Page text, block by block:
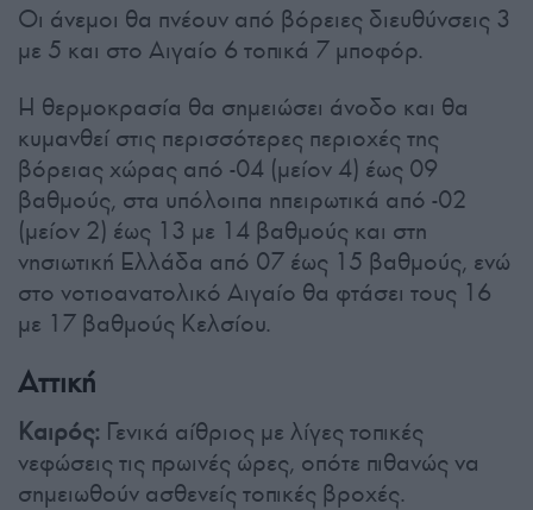
Οι άνεμοι θα πνέουν από βόρειες διευθύνσεις 3
με 5 και στο Αιγαίο 6 τοπικά 7 μποφόρ.
Η θερμοκρασία θα σημειώσει άνοδο και θα
κυμανθεί στις περισσότερες περιοχές της
βόρειας χώρας από -04 (μείον 4) έως 09
βαθμούς, στα υπόλοιπα ηπειρωτικά από -02
(μείον 2) έως 13 με 14 βαθμούς και στη
νησιωτική Ελλάδα από 07 έως 15 βαθμούς, ενώ
στο νοτιοανατολικό Αιγαίο θα φτάσει τους 16
με 17 βαθμούς Κελσίου.
Αττική
Καιρός: Γενικά αίθριος με λίγες τοπικές
νεφώσεις τις πρωινές ώρες, οπότε πιθανώς να
σημειωθούν ασθενείς τοπικές βροχές.